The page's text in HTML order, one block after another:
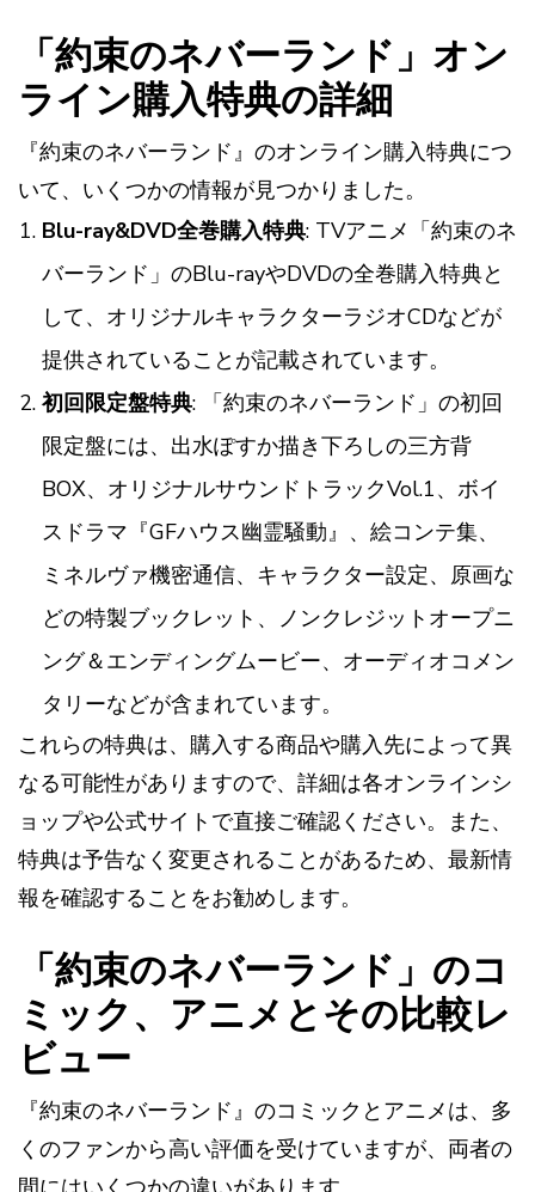
「約束のネバーランド」オン
ライン購入特典の詳細
『約束のネバーランド』のオンライン購入特典につ
いて、いくつかの情報が見つかりました。
Blu-ray&DVD全巻購入特典: TVアニメ「約束のネ
バーランド」のBlu-rayやDVDの全巻購入特典と
して、オリジナルキャラクターラジオCDなどが
提供されていることが記載されています​​。
初回限定盤特典: 「約束のネバーランド」の初回
限定盤には、出水ぽすか描き下ろしの三方背
BOX、オリジナルサウンドトラックVol.1、ボイ
スドラマ『GFハウス幽霊騒動』、絵コンテ集、
ミネルヴァ機密通信、キャラクター設定、原画な
どの特製ブックレット、ノンクレジットオープニ
ング＆エンディングムービー、オーディオコメン
タリーなどが含まれています​​。
これらの特典は、購入する商品や購入先によって異
なる可能性がありますので、詳細は各オンラインシ
ョップや公式サイトで直接ご確認ください。また、
特典は予告なく変更されることがあるため、最新情
報を確認することをお勧めします。
「約束のネバーランド」のコ
ミック、アニメとその比較レ
ビュー
『約束のネバーランド』のコミックとアニメは、多
くのファンから高い評価を受けていますが、両者の